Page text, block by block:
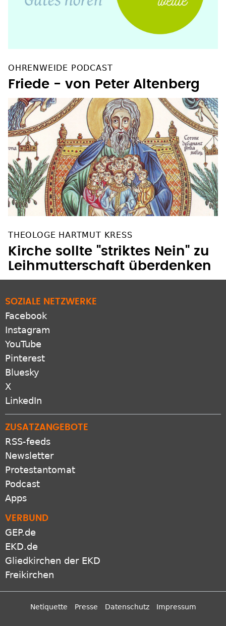
Friede - von Peter Altenberg
Kirche sollte "striktes Nein" zu
Leihmutterschaft überdenken
Facebook
Instagram
YouTube
Pinterest
Bluesky
X
LinkedIn
RSS-feeds
Newsletter
Protestantomat
Podcast
Apps
GEP.de
EKD.de
Gliedkirchen der EKD
Freikirchen